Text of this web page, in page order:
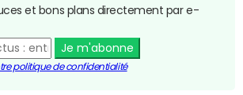
et bons plans directement par e-
Je m'abonne
politique de confidentialité